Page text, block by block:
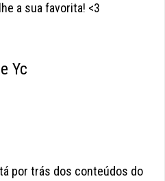
a sua favorita! <3
Yc
por trás dos conteúdos do